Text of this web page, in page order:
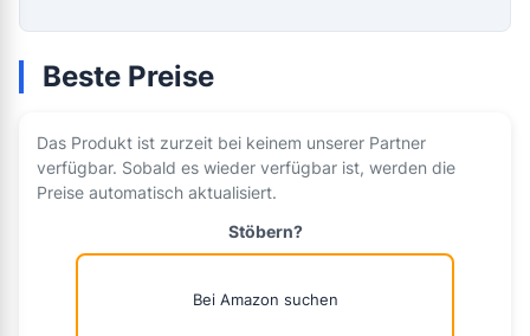
Beste Preise
Das Produkt ist zurzeit bei keinem unserer Partner
verfügbar. Sobald es wieder verfügbar ist, werden die
Preise automatisch aktualisiert.
Stöbern?
Bei Amazon suchen